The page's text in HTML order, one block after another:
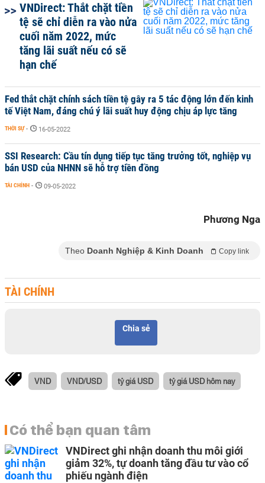
VNDirect: Thắt chặt tiền
tệ sẽ chỉ diễn ra vào nửa
cuối năm 2022, mức
tăng lãi suất nếu có sẽ
hạn chế
Fed thắt chặt chính sách tiền tệ gây ra 5 tác động lớn đến kinh
tế Việt Nam, đáng chú ý lãi suất huy động chịu áp lực tăng
THỜI SỰ - 16-05-2022
SSI Research: Cầu tín dụng tiếp tục tăng trưởng tốt, nghiệp vụ
bán USD của NHNN sẽ hỗ trợ tiền đồng
TÀI CHÍNH - 09-05-2022
Phương Nga
Theo Doanh Nghiệp & Kinh Doanh Copy link
TÀI CHÍNH
Chia sẻ
VND VND/USD tỷ giá USD tỷ giá USD hôm nay
Có thể bạn quan tâm
VNDirect ghi nhận doanh thu môi giới
giảm 32%, tự doanh tăng đầu tư vào cổ
phiếu ngành điện